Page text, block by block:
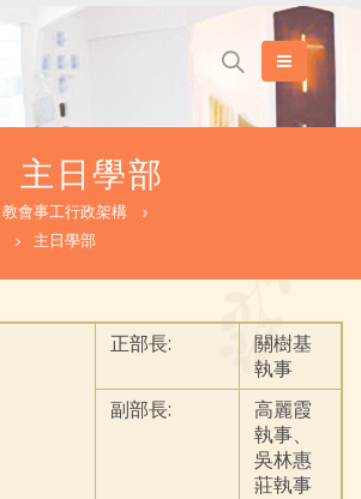
主日學部
教會事工行政架構
主日學部
正部長:
關樹基
執事
副部長:
高麗霞
執事、
吳林惠
莊執事